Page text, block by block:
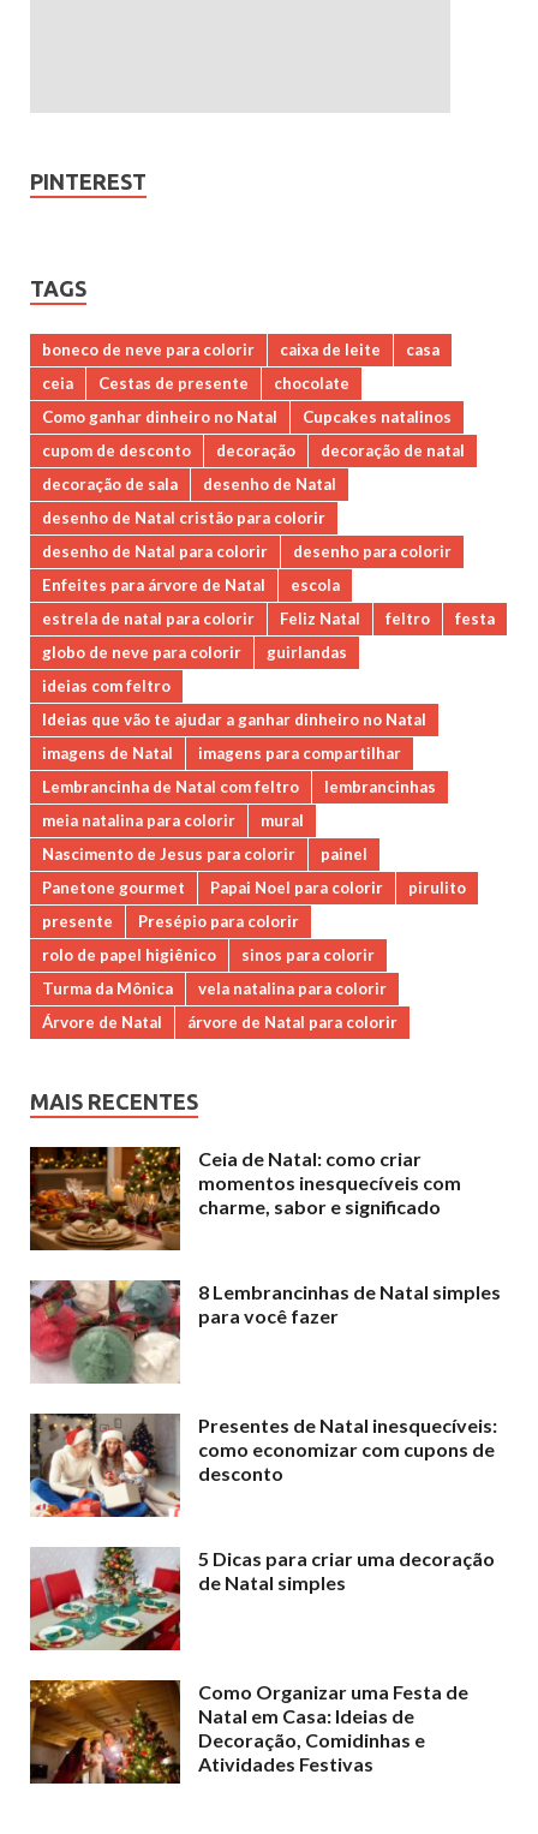
PINTEREST
TAGS
boneco de neve para colorir caixa de leite
casa
ceia
Cestas de presente
chocolate
Como ganhar dinheiro no Natal
Cupcakes natalinos
cupom de desconto
decoração
decoração de natal
decoração de sala
desenho de Natal
desenho de Natal cristão para colorir
desenho de Natal para colorir
desenho para colorir
Enfeites para árvore de Natal
escola
estrela de natal para colorir
Feliz Natal feltro
festa
globo de neve para colorir
guirlandas
ideias com feltro
Ideias que vão te ajudar a ganhar dinheiro no Natal
imagens de Natal
imagens para compartilhar
Lembrancinha de Natal com feltro
lembrancinhas
meia natalina para colorir
mural
Nascimento de Jesus para colorir
painel
Panetone gourmet
Papai Noel para colorir
pirulito
presente
Presépio para colorir
rolo de papel higiênico
sinos para colorir
Turma da Mônica
vela natalina para colorir
Árvore de Natal
árvore de Natal para colorir
MAIS RECENTES
Ceia de Natal: como criar
momentos inesquecíveis com
charme, sabor e significado
8 Lembrancinhas de Natal simples
para você fazer
Presentes de Natal inesquecíveis:
como economizar com cupons de
desconto
5 Dicas para criar uma decoração
de Natal simples
Como Organizar uma Festa de
Natal em Casa: Ideias de
Decoração, Comidinhas e
Atividades Festivas